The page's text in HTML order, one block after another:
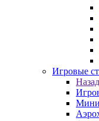
Игровые
Назад